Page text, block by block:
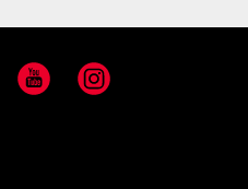
YouTube Instagram